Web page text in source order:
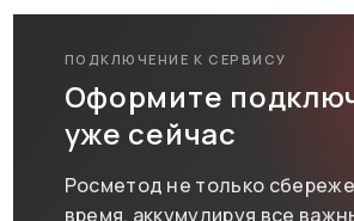
ПОДКЛЮЧЕНИЕ К СЕРВИСУ
Оформите
уже сейчас
Росметод не только
время, аккумулируя все